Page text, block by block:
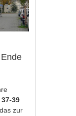
39.
zur